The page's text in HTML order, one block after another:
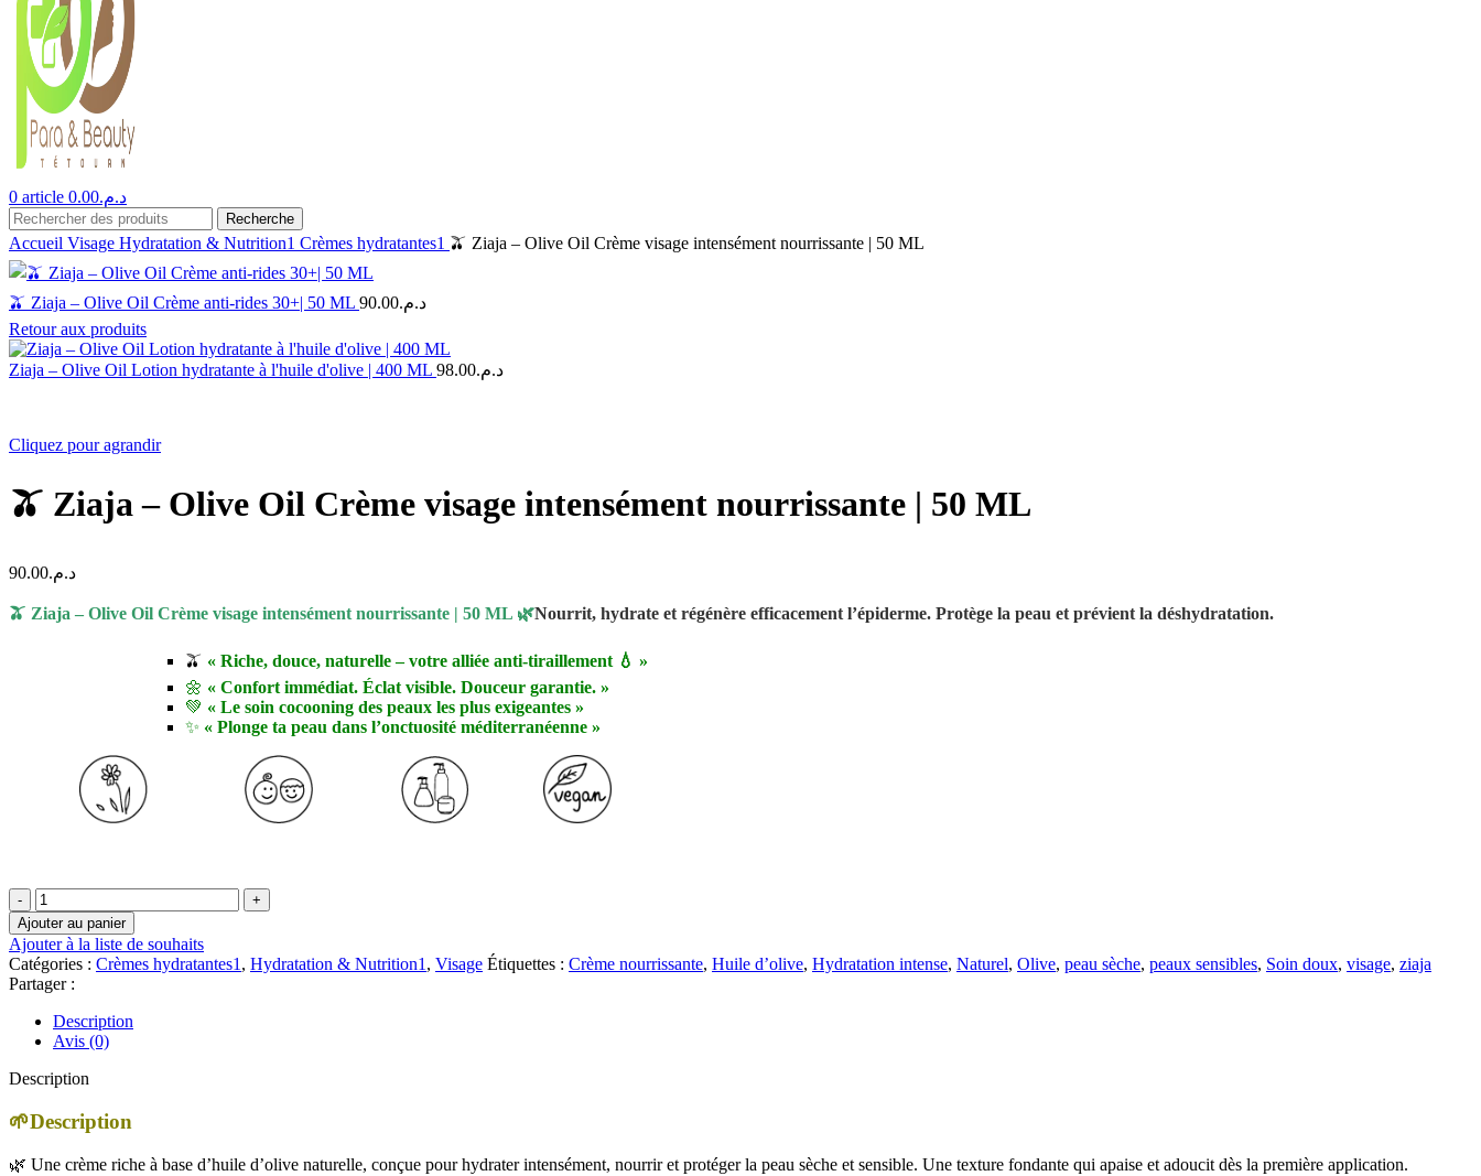
0 article د.م.0.00
Recherche
Accueil Visage Hydratation & Nutrition1 Crèmes hydratantes1 🫒 Ziaja – Olive Oil Crème visage intensément nourrissante | 50 ML
🫒 Ziaja – Olive Oil Crème anti-rides 30+| 50 ML د.م.90.00
Retour aux produits
Ziaja – Olive Oil Lotion hydratante à l'huile d'olive | 400 ML د.م.98.00
Cliquez pour agrandir
🫒 Ziaja – Olive Oil Crème visage intensément nourrissante | 50 ML
د.م.90.00
🫒 Ziaja – Olive Oil Crème visage intensément nourrissante | 50 ML 🌿Nourrit, hydrate et régénère efficacement l’épiderme. Protège la peau et prévient la déshydratation.
🫒 « Riche, douce, naturelle – votre alliée anti-tiraillement 💧 »
🌼 « Confort immédiat. Éclat visible. Douceur garantie. »
💚 « Le soin cocooning des peaux les plus exigeantes »
✨ « Plonge ta peau dans l’onctuosité méditerranéenne »
quantité
de
🫒
Ziaja
–
Oil
Crème
intensément
|
ML
Ajouter au panier
Ajouter à la liste de souhaits
Catégories : Crèmes hydratantes1 , Hydratation & Nutrition1 , Visage Étiquettes : Crème nourrissante, Huile d’olive, Hydratation intense, Naturel, Olive, peau sèche, peaux sensibles, Soin doux, visage, ziaja
Partager :
Description
Avis (0)
Description
🌱Description
🌿 Une crème riche à base d’huile d’olive naturelle, conçue pour hydrater intensément, nourrir et protéger la peau sèche et sensible. Une texture fondante qui apaise et adoucit dès la première application.